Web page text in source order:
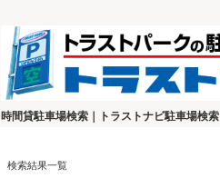
時間貸駐車場検索｜トラストナビ駐車場検索
検索結果一覧